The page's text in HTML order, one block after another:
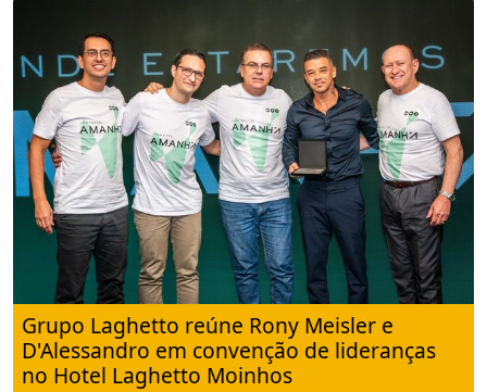
Grupo Laghetto reúne Rony Meisler e
D'Alessandro em convenção de lideranças
no Hotel Laghetto Moinhos